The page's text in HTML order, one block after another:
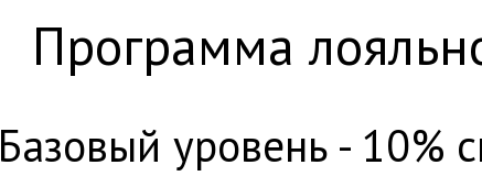
Программа
Базовый уровень - 10%